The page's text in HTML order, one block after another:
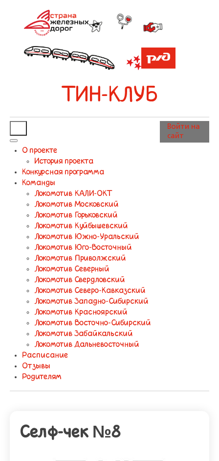
ТИН-КЛУБ
О проекте
История проекта
Конкурсная программа
Команды
Локомотив КАЛИ-ОКТ
Локомотив Московский
Локомотив Горьковский
Локомотив Куйбышевский
Локомотив Южно-Уральский
Локомотив Юго-Восточный
Локомотив Приволжский
Локомотив Северный
Локомотив Свердловский
Локомотив Северо-Кавказский
Локомотив Западно-Сибирский
Локомотив Красноярский
Локомотив Восточно-Сибирский
Локомотив Забайкальский
Локомотив Дальневосточный
Расписание
Отзывы
Родителям
Войти на
сайт
Селф-чек №8